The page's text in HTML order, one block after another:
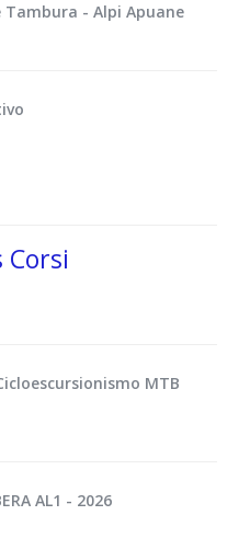
- Alpi Apuane
Corsi
MTB
AL1 - 2026